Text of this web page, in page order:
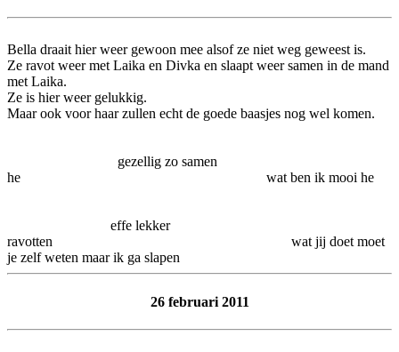
Bella draait hier weer gewoon mee alsof ze niet weg geweest is.
Ze ravot weer met Laika en Divka en slaapt weer samen in de mand
met Laika.
Ze is hier weer gelukkig.
Maar ook voor haar zullen echt de goede baasjes nog wel komen.
gezellig zo samen
he wat ben ik mooi he
effe lekker
ravotten wat jij doet moet
je zelf weten maar ik ga slapen
26 februari 2011